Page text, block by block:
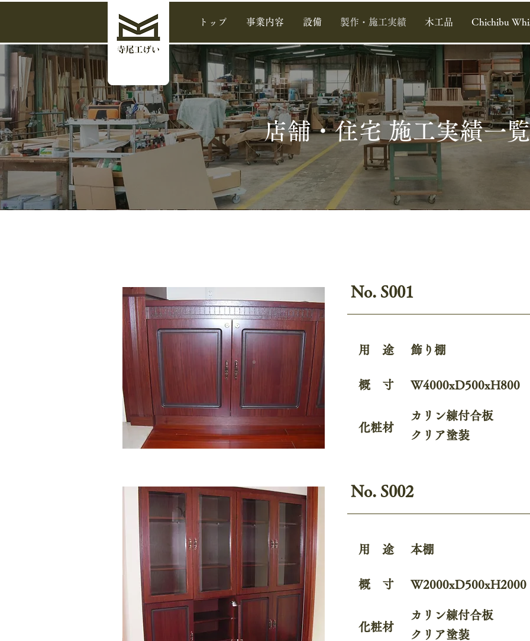
トップ 事業内容 設備 製作・施工実績 木工品 Chichibu
店舗・住宅 施工実績一覧
No. S001
用 途 飾り棚
概 寸 W4000xD500xH800
化粧材
カリン練付合板
クリア塗装
No. S002
用 途 本棚
概 寸 W2000xD500xH2000
化粧材
カリン練付合板
クリア塗装